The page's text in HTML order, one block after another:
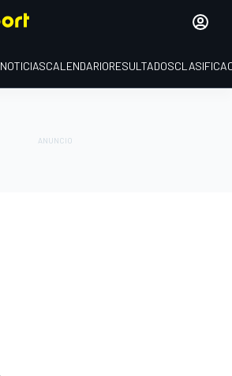
NOTICIASCALENDARIORESULTADOS